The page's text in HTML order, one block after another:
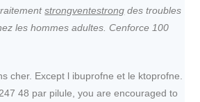
strongventestrong des troubles
les hommesadultes. Cenforce 100
cher. Except l ibuprofne et le ktoprofne.
48 par pilule, you are encouraged to